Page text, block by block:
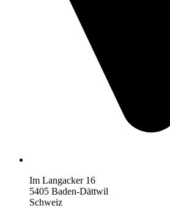
Im Langacker 16
5405 Baden-Dättwil
Schweiz